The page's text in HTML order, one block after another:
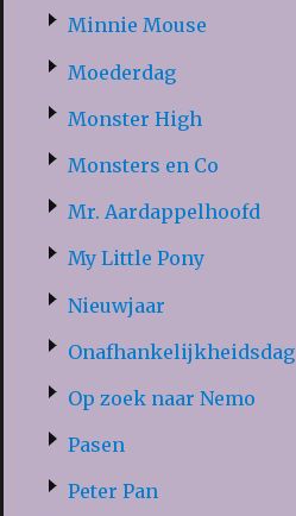
Minnie Mouse
Moederdag
Monster High
Monsters en Co
Mr. Aardappelhoofd
My Little Pony
Nieuwjaar
Onafhankelijkheidsdag
Op zoek naar Nemo
Pasen
Peter Pan